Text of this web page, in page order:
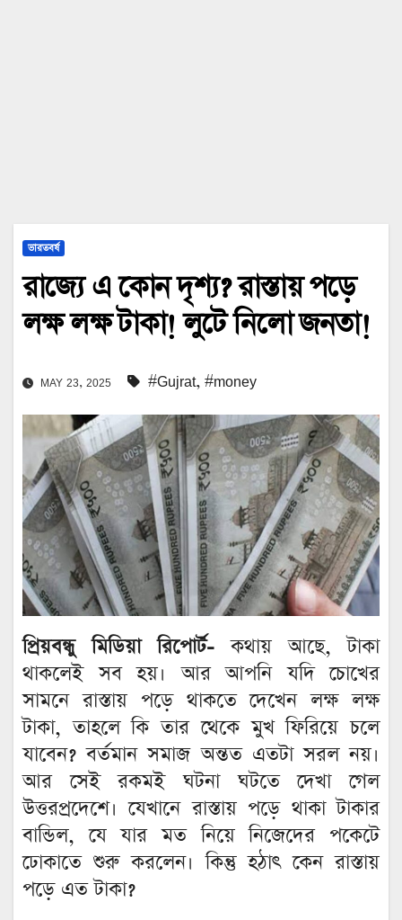
ভারতবর্ষ
রাজ্যে এ কোন দৃশ্য? রাস্তায় পড়ে
লক্ষ লক্ষ টাকা! লুটে নিলো জনতা!
MAY 23, 2025 #Gujrat, #money
প্রিয়বন্ধু মিডিয়া রিপোর্ট-কথায় আছে, টাকা
থাকলেই সব হয়। আর আপনি যদি চোখের
সামনে রাস্তায় পড়ে থাকতে দেখেন লক্ষ লক্ষ
টাকা, তাহলে কি তার থেকে মুখ ফিরিয়ে চলে
যাবেন? বর্তমান সমাজ অন্তত এতটা সরল নয়।
আর সেই রকমই ঘটনা ঘটতে দেখা গেল
উত্তরপ্রদেশে। যেখানে রাস্তায় পড়ে থাকা টাকার
বান্ডিল, যে যার মত নিয়ে নিজেদের পকেটে
ঢোকাতে শুরু করলেন। কিন্তু হঠাৎ কেন রাস্তায়
পড়ে এত টাকা?